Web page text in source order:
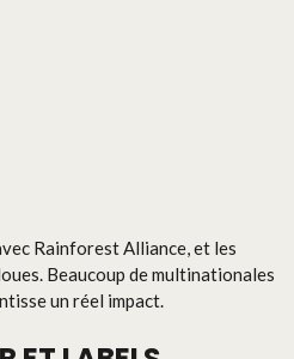
Rainforest Alliance, et les
Beaucoup de multinationales
un réel impact.